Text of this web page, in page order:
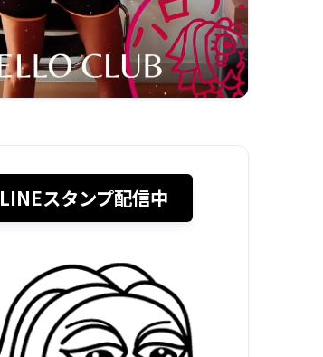
LINEスタンプ配信中